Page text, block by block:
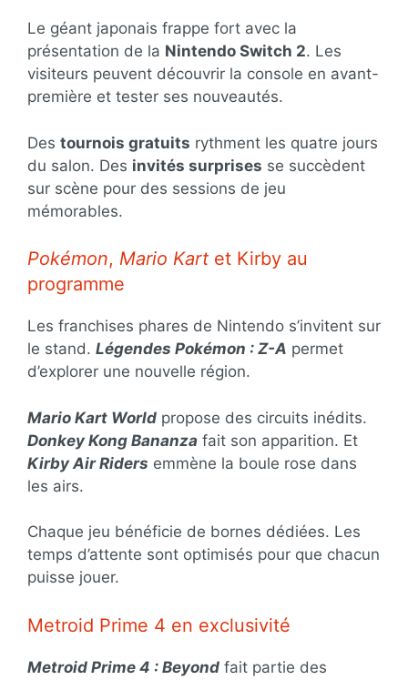
Le géant japonais frappe fort avec la
présentation de la Nintendo Switch 2. Les
visiteurs peuvent découvrir la console en avant-
première et tester ses nouveautés.
Des tournois gratuits rythment les quatre jours
du salon. Des invités surprises se succèdent
sur scène pour des sessions de jeu
mémorables.
Pokémon, Mario Kart et Kirby au
programme
Les franchises phares de Nintendo s’invitent sur
le stand. Légendes Pokémon : Z-A permet
d’explorer une nouvelle région.
Mario Kart World propose des circuits inédits.
Donkey Kong Bananza fait son apparition. Et
Kirby Air Riders emmène la boule rose dans
les airs.
Chaque jeu bénéficie de bornes dédiées. Les
temps d’attente sont optimisés pour que chacun
puisse jouer.
Metroid Prime 4 en exclusivité
Metroid Prime 4 : Beyond fait partie des